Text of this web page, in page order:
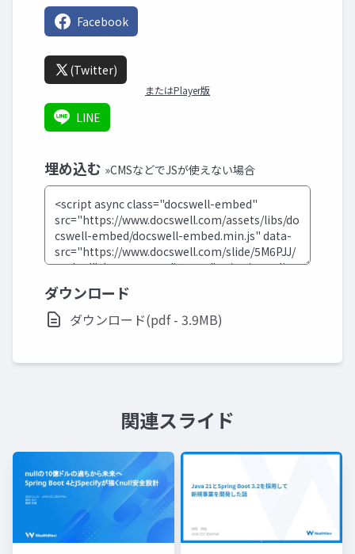
Facebook
(Twitter)
またはPlayer版
LINE
埋め込む »CMSなどでJSが使えない場合
ダウンロード
ダウンロード(pdf - 3.9MB)
関連スライド